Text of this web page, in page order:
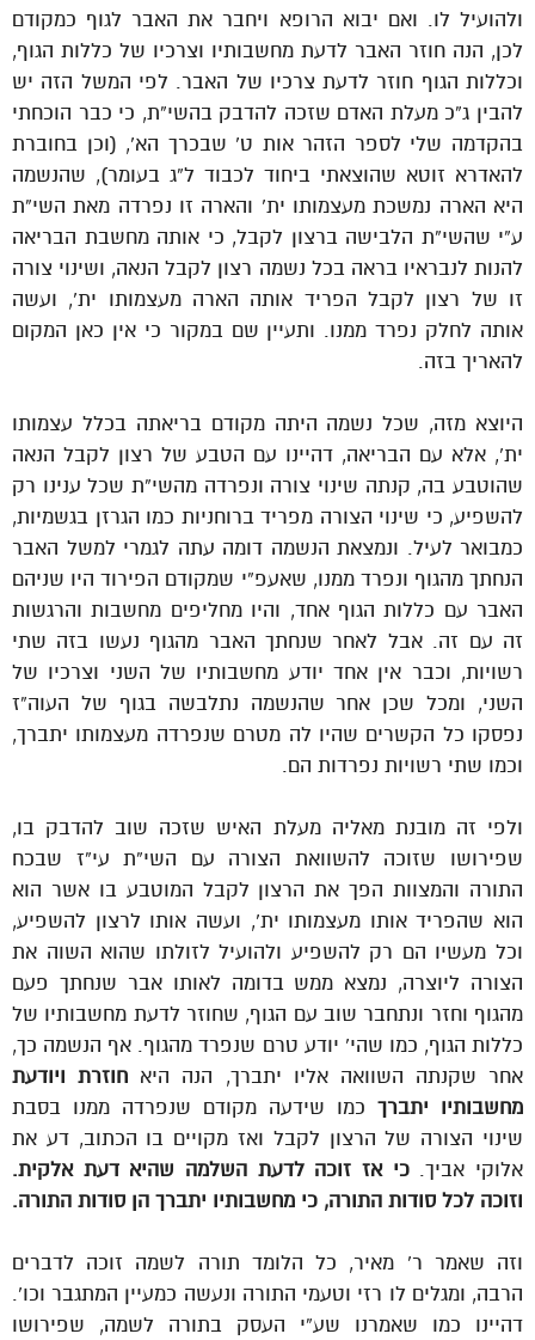
ולהועיל לו. ואם יבוא הרופא ויחבר את האבר לגוף כמקודם
לכן, הנה חוזר האבר לדעת מחשבותיו וצרכיו של כללות הגוף,
וכללות הגוף חוזר לדעת צרכיו של האבר. לפי המשל הזה יש
להבין ג”כ מעלת האדם שזכה להדבק בהשי”ת, כי כבר הוכחתי
בהקדמה שלי לספר הזהר אות ט’ שבכרך הא’, (וכן בחוברת
להאדרא זוטא שהוצאתי ביחוד לכבוד ל”ג בעומר), שהנשמה
היא הארה נמשכת מעצמותו ית’ והארה זו נפרדה מאת השי”ת
ע”י שהשי”ת הלבישה ברצון לקבל, כי אותה מחשבת הבריאה
להנות לנבראיו בראה בכל נשמה רצון לקבל הנאה, ושינוי צורה
זו של רצון לקבל הפריד אותה הארה מעצמותו ית’, ועשה
אותה לחלק נפרד ממנו. ותעיין שם במקור כי אין כאן המקום
להאריך בזה.
היוצא מזה, שכל נשמה היתה מקודם בריאתה בכלל עצמותו
ית’, אלא עם הבריאה, דהיינו עם הטבע של רצון לקבל הנאה
שהוטבע בה, קנתה שינוי צורה ונפרדה מהשי”ת שכל ענינו רק
להשפיע, כי שינוי הצורה מפריד ברוחניות כמו הגרזן בגשמיות,
כמבואר לעיל. ונמצאת הנשמה דומה עתה לגמרי למשל האבר
הנחתך מהגוף ונפרד ממנו, שאעפ”י שמקודם הפירוד היו שניהם
האבר עם כללות הגוף אחד, והיו מחליפים מחשבות והרגשות
זה עם זה. אבל לאחר שנחתך האבר מהגוף נעשו בזה שתי
רשויות, וכבר אין אחד יודע מחשבותיו של השני וצרכיו של
השני, ומכל שכן אחר שהנשמה נתלבשה בגוף של העוה”ז
נפסקו כל הקשרים שהיו לה מטרם שנפרדה מעצמותו יתברך,
וכמו שתי רשויות נפרדות הם.
ולפי זה מובנת מאליה מעלת האיש שזכה שוב להדבק בו,
שפירושו שזוכה להשוואת הצורה עם השי”ת עי”ז שבכח
התורה והמצוות הפך את הרצון לקבל המוטבע בו אשר הוא
הוא שהפריד אותו מעצמותו ית’, ועשה אותו לרצון להשפיע,
וכל מעשיו הם רק להשפיע ולהועיל לזולתו שהוא השוה את
הצורה ליוצרה, נמצא ממש בדומה לאותו אבר שנחתך פעם
מהגוף וחזר ונתחבר שוב עם הגוף, שחוזר לדעת מחשבותיו של
כללות הגוף, כמו שהי’ יודע טרם שנפרד מהגוף. אף הנשמה כך,
אחר שקנתה השוואה אליו יתברך, הנה היא חוזרת ויודעת
מחשבותיו יתברך כמו שידעה מקודם שנפרדה ממנו בסבת
שינוי הצורה של הרצון לקבל ואז מקויים בו הכתוב, דע את
אלוקי אביך.כי אז זוכה לדעת השלמה שהיא דעת אלקית.
וזוכה לכל סודות התורה, כי מחשבותיו יתברך הן סודות התורה.
וזה שאמר ר’ מאיר, כל הלומד תורה לשמה זוכה לדברים
הרבה, ומגלים לו רזי וטעמי התורה ונעשה כמעיין המתגבר וכו’.
דהיינו כמו שאמרנו שע”י העסק בתורה לשמה, שפירושו